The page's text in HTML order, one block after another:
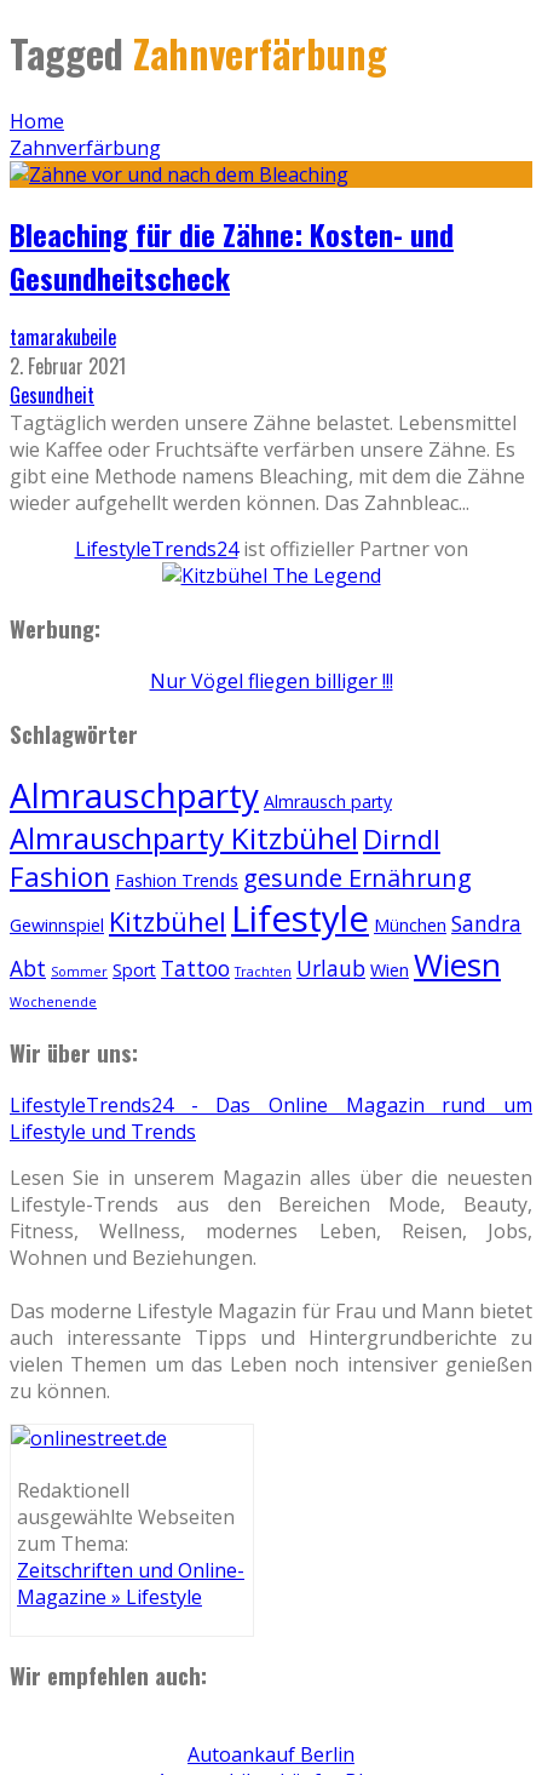
Tagged Zahnverfärbung
Home
Zahnverfärbung
Bleaching für die Zähne: Kosten- und
Gesundheitscheck
tamarakubeile
2. Februar 2021
Gesundheit
Tagtäglich werden unsere Zähne belastet. Lebensmittel
wie Kaffee oder Fruchtsäfte verfärben unsere Zähne. Es
gibt eine Methode namens Bleaching, mit dem die Zähne
wieder aufgehellt werden können. Das Zahnbleac...
LifestyleTrends24ist offizieller Partner von
Werbung:
Nur Vögel fliegen billiger !!!
Schlagwörter
Almrauschparty Almrausch party
Almrauschparty Kitzbühel Dirndl
Fashion Fashion Trends gesunde Ernährung
Gewinnspiel Kitzbühel Lifestyle München Sandra
Abt Sommer Sport Tattoo Trachten Urlaub Wien Wiesn
Wochenende
Wir über uns:
LifestyleTrends24 - Das Online Magazin rund um
Lifestyle und Trends
Lesen Sie in unserem Magazin alles über die neuesten
Lifestyle-Trends aus den Bereichen Mode, Beauty,
Fitness, Wellness, modernes Leben, Reisen, Jobs,
Wohnen und Beziehungen.
Das moderne Lifestyle Magazin für Frau und Mann bietet
auch interessante Tipps und Hintergrundberichte zu
vielen Themen um das Leben noch intensiver genießen
zu können.
Redaktionell
ausgewählte Webseiten
zum Thema:
Zeitschriften und Online-
Magazine » Lifestyle
Wir empfehlen auch:
Autoankauf Berlin